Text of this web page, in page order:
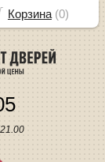
Корзина(0)